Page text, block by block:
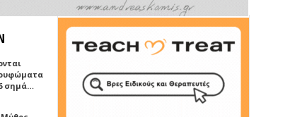
σημά…